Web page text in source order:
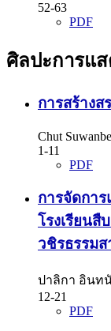
52-63
PDF
ศิลปะการแส
การสร้างส
Chut
1-11
PDF
การจัดกา
โรงเรียน
วชิรธรรม
ปาลิกา อินท
12-21
PDF